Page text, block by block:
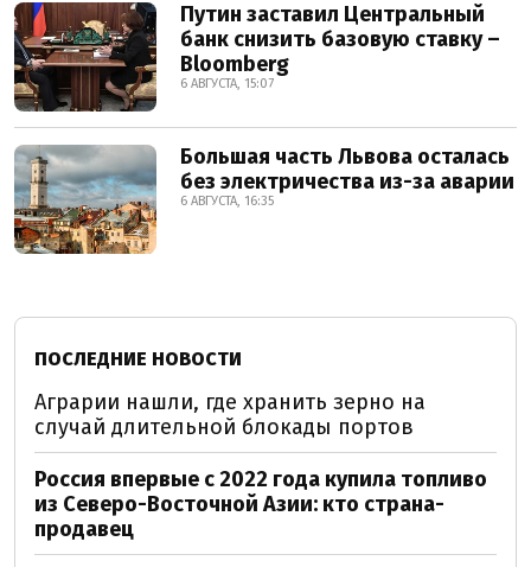
Путин заставил Центральный
банк снизить базовую ставку –
Bloomberg
6 АВГУСТА, 15:07
Большая часть Львова осталась
без электричества из-за аварии
6 АВГУСТА, 16:35
ПОСЛЕДНИЕ НОВОСТИ
Аграрии нашли, где хранить зерно на
случай длительной блокады портов
Россия впервые с 2022 года купила топливо
из Северо-Восточной Азии: кто страна-
продавец